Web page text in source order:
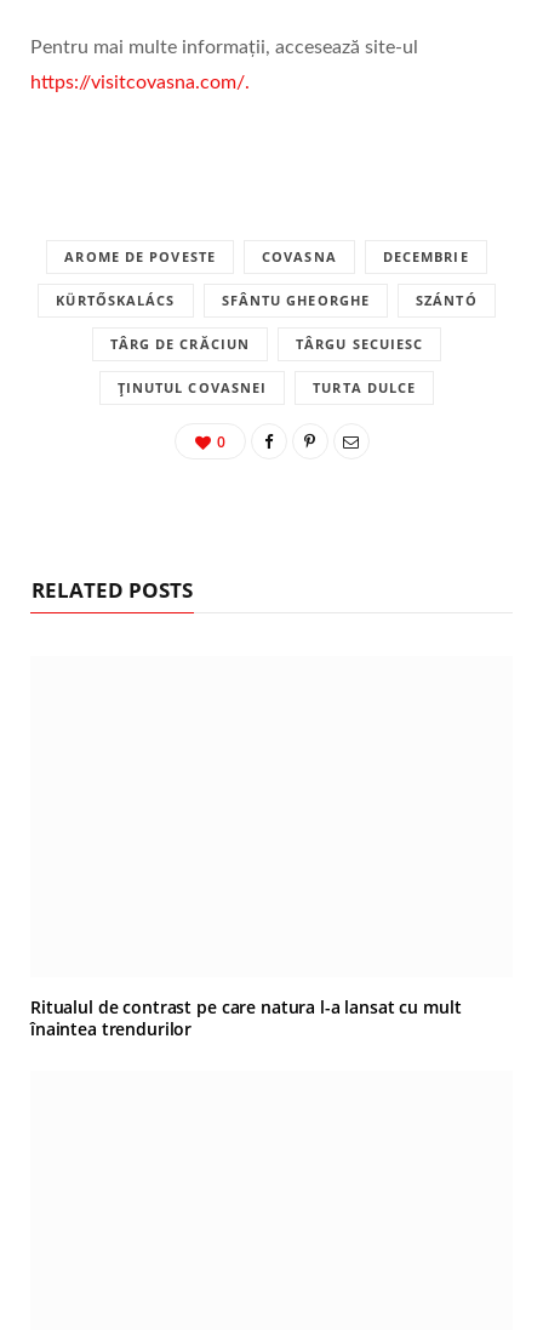
Pentru mai multe informații, accesează site-ul
https://visitcovasna.com/.
AROME DE POVESTE COVASNA DECEMBRIE
KÜRTŐSKALÁCS SFÂNTU GHEORGHE SZÁNTÓ
TÂRG DE CRĂCIUN TÂRGU SECUIESC
ȚINUTUL COVASNEI TURTA DULCE
0
RELATED POSTS
Ritualul de contrast pe care natura l-a lansat cu mult
înaintea trendurilor